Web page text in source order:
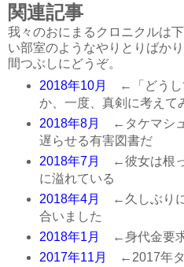
関連記事
我々のおにまるクロニクルは
い部室のようなやりとりばか
間つぶしにどうぞ。
2018年10月
←「どうし
か、一度、真剣に考えて
2018年8月
←タケマシュ
遅らせる有害図書だ
2018年7月
←彼女は根
に溢れている
2018年4月
←久しぶりに
合いました
2018年1月
←身代金要
2017年11月
←2017年タ